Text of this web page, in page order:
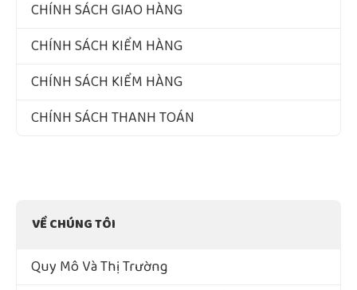
CHÍNH SÁCH GIAO HÀNG
CHÍNH SÁCH KIỂM HÀNG
CHÍNH SÁCH KIỂM HÀNG
CHÍNH SÁCH THANH TOÁN
VỀ CHÚNG TÔI
Quy Mô Và Thị Trường